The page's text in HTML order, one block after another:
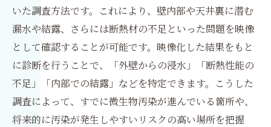
いた調査方法です。これにより、壁内部や天井裏に潜む
漏水や結露、さらには断熱材の不足といった問題を映像
として確認することが可能です。映像化した結果をもと
に診断を行うことで、「外壁からの浸水」「断熱性能の
不足」「内部での結露」などを特定できます。こうした
調査によって、すでに微生物汚染が進んでいる箇所や、
将来的に汚染が発生しやすいリスクの高い場所を把握